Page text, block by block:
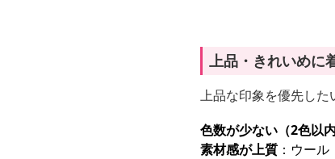
上品・きれいめに
上品な印象を優先した
色数が少ない（2色以内
素材感が上質 ：ウー